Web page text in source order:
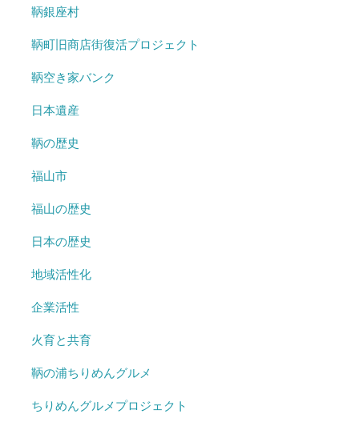
鞆銀座村
鞆町旧商店街復活プロジェクト
鞆空き家バンク
日本遺産
鞆の歴史
福山市
福山の歴史
日本の歴史
地域活性化
企業活性
火育と共育
鞆の浦ちりめんグルメ
ちりめんグルメプロジェクト